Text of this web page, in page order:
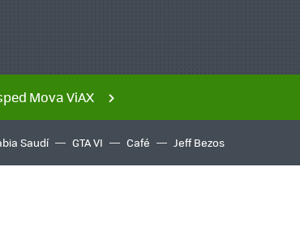
Mova ViAX
Saudí GTA VI Café Jeff Bezos